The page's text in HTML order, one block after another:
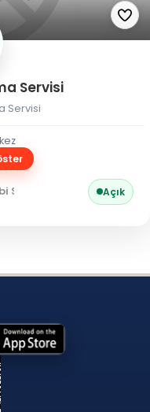
Servisi
Servisi
Servisi Açık